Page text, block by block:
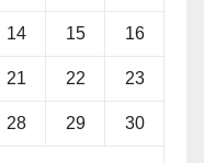
14 15 16
21 22 23
28 29 30